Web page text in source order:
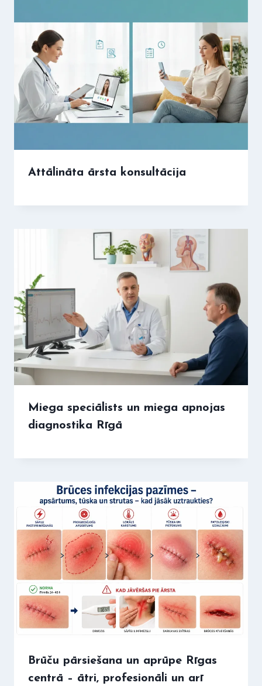
Attālināta ārsta konsultācija
Miega speciālists un miega apnojas
diagnostika Rīgā
Brūču pārsiešana un aprūpe Rīgas
centrā – ātri, profesionāli un arī